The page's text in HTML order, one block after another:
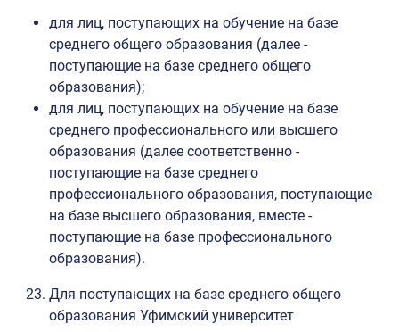
для лиц, поступающих на обучение на базе
среднего общего образования (далее -
поступающие на базе среднего общего
образования);
для лиц, поступающих на обучение на базе
среднего профессионального или высшего
образования (далее соответственно -
поступающие на базе среднего
профессионального образования, поступающие
на базе высшего образования, вместе -
поступающие на базе профессионального
образования).
Для поступающих на базе среднего общего
образования Уфимский университет